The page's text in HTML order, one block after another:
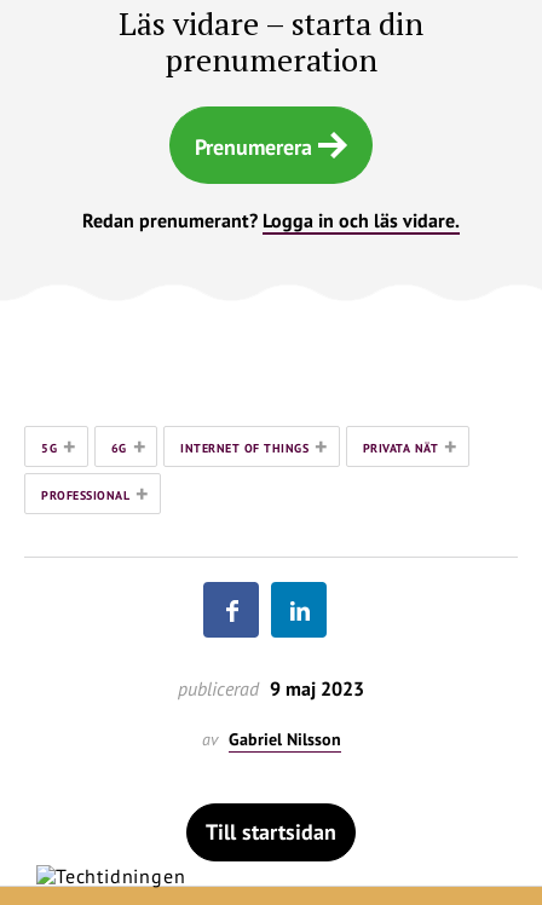
Läs vidare – starta din
prenumeration
Prenumerera
Redan prenumerant? Logga in och läs vidare.
5G + 6G + INTERNET OF THINGS + PRIVATA NÄT +
PROFESSIONAL +
publicerad 9 maj 2023
av Gabriel Nilsson
Till startsidan